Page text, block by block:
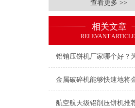
查看更多 >>
相关文章
RELEVANT